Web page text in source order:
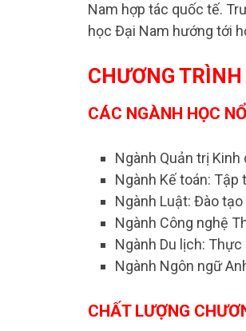
Nam hợp tác quốc tế.
học Đại Nam hướng tới
CHƯƠNG
CÁC NGÀNH HỌC
Ngành Quản trị
Ngành Kế toán:
Ngành Luật: Đào
Ngành Công nghệ
Ngành Du lịch:
Ngành Ngôn ngữ
CHẤT LƯỢNG